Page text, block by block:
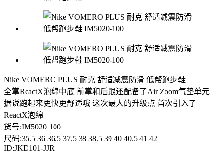
Nike VOMERO PLUS 耐克 舒适减震防滑 低帮跑步鞋
全掌ReactX泡绵中底 前掌和后跟还配备了Air Zoom气垫单元
据说跑起来更快更舒适哦 这次最大的升级点 首次引入了
ReactX泡绵
货号:IM5020-100
尺码:35.5 36 36.5 37.5 38 38.5 39 40 40.5 41 42
ID:JKD101-JJR